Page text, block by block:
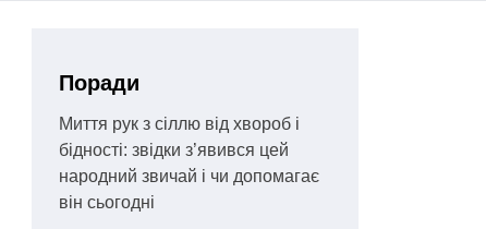
Поради
Миття рук з сіллю від хвороб і
бідності: звідки з’явився цей
народний звичай і чи допомагає
він сьогодні